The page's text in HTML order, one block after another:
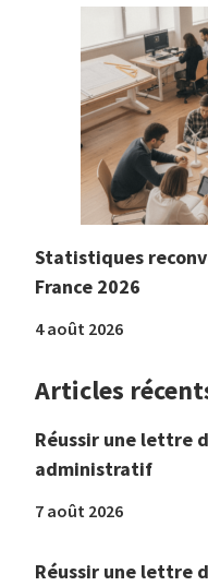
Statistiques
France 2026
4 août 2026
Articles
Réussir une lettre
administratif
7 août 2026
Réussir une lettre